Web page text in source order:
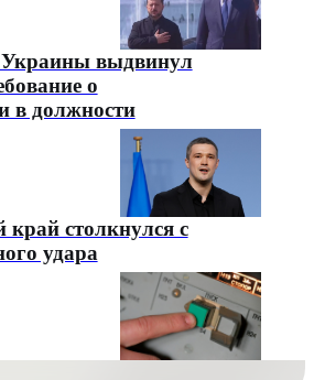
выдвинул
о
в должности
край столкнулся с
удара